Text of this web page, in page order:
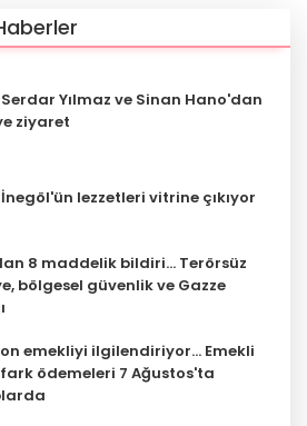
Serdar Yılmaz ve Sinan Hano'dan
ziyaret
lezzetleri vitrine çıkıyor
8 maddelik bildiri... Terörsüz
bölgesel güvenlik ve Gazze
emekliyi ilgilendiriyor... Emekli
fark ödemeleri 7 Ağustos'ta